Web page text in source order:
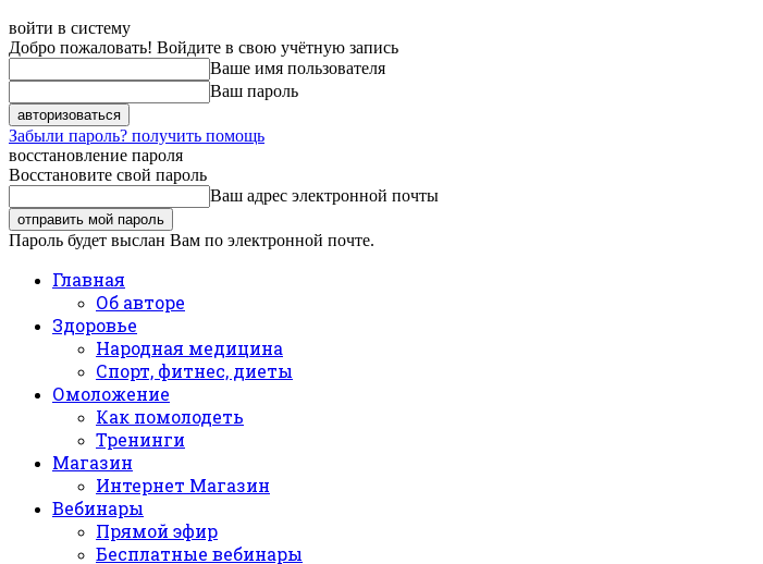
войти в систему
Добро пожаловать! Войдите в свою учётную запись
Ваше имя пользователя
Ваш пароль
Забыли пароль? получить помощь
восстановление пароля
Восстановите свой пароль
Ваш адрес электронной почты
Пароль будет выслан Вам по электронной почте.
Главная
Об авторе
Здоровье
Народная медицина
Спорт, фитнес, диеты
Омоложение
Как помолодеть
Тренинги
Магазин
Интернет Магазин
Вебинары
Прямой эфир
Бесплатные вебинары